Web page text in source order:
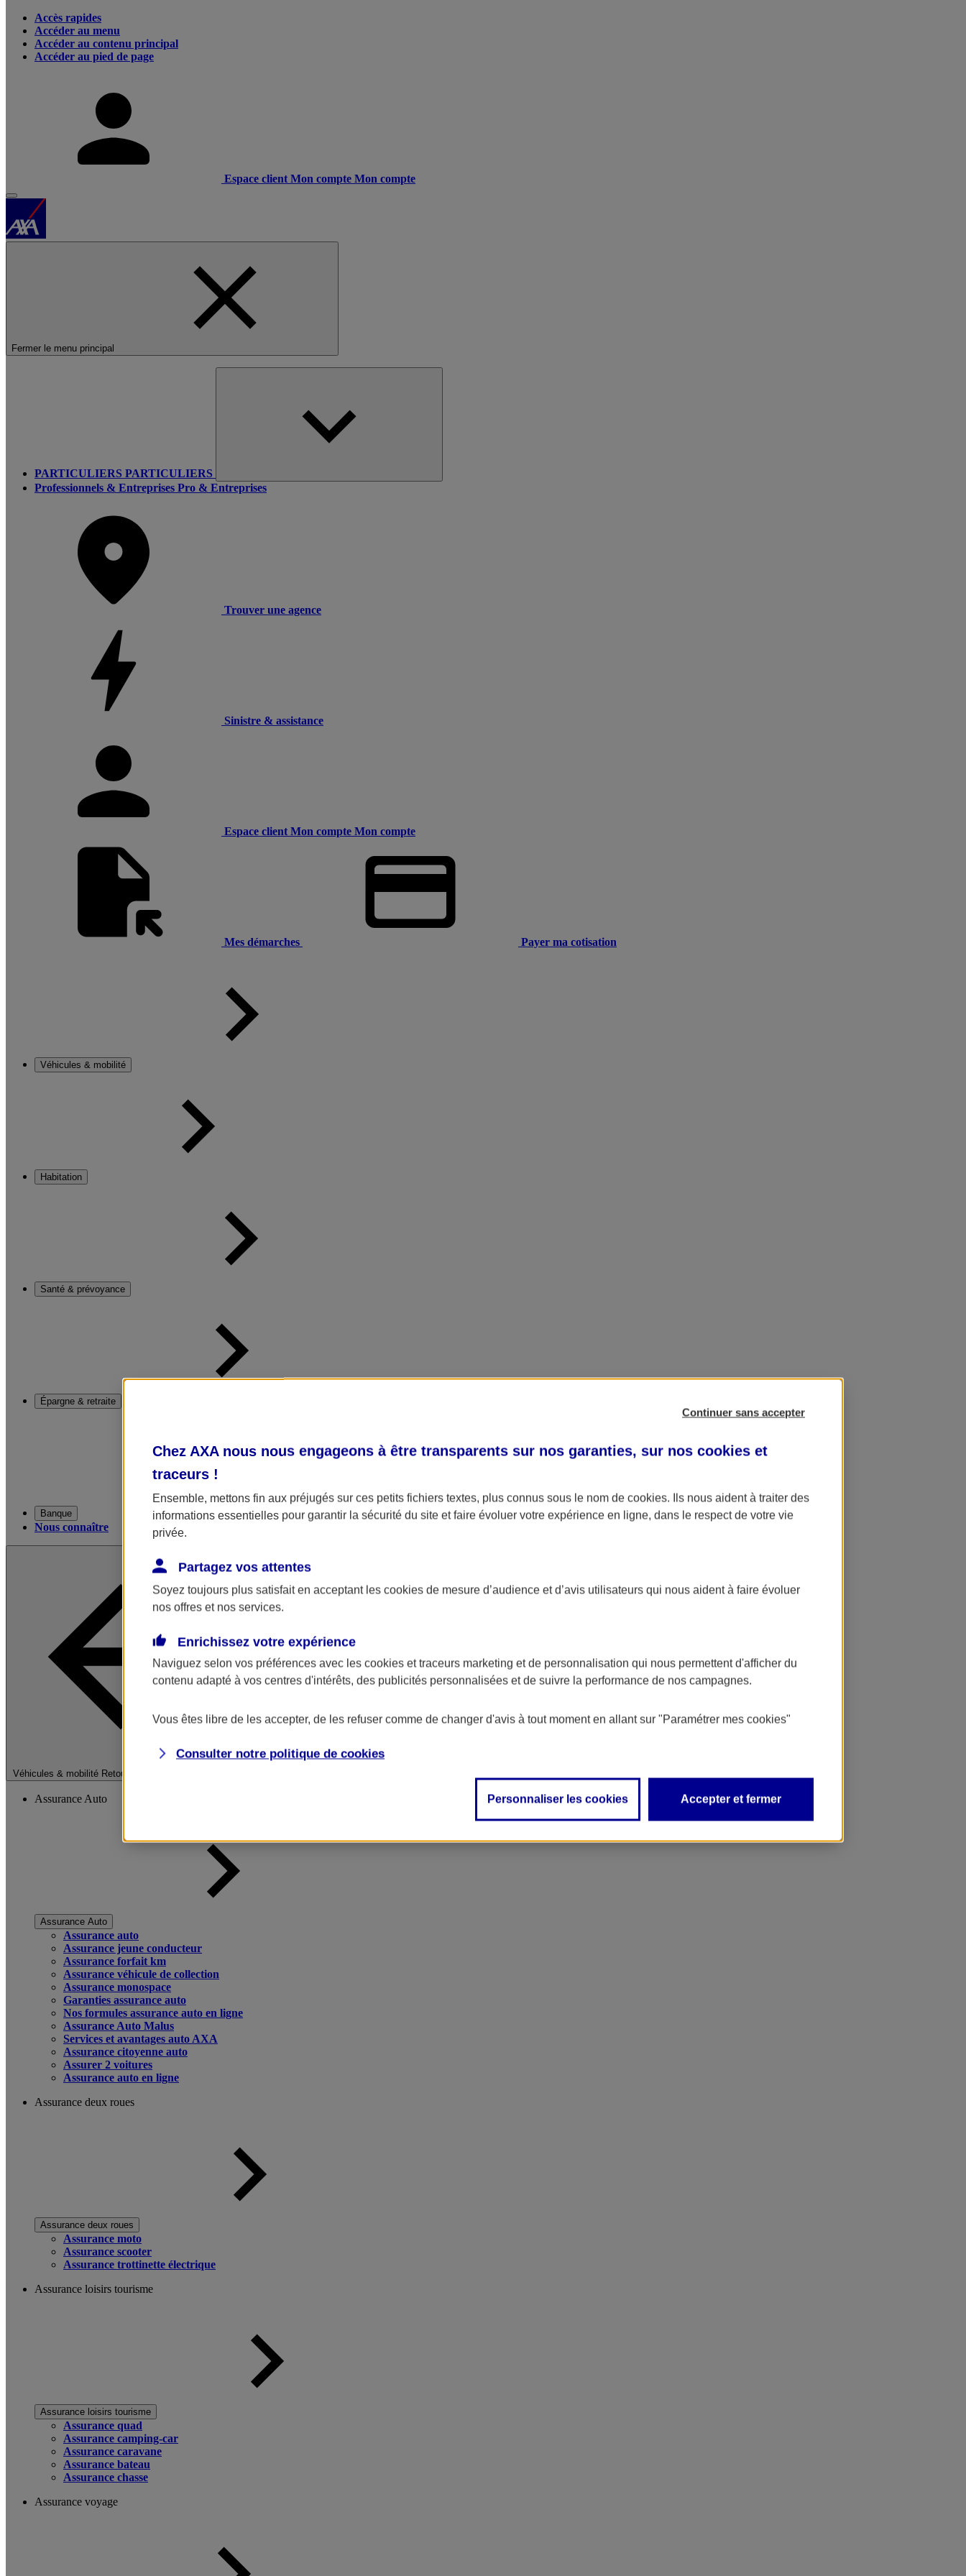
Accès rapides
Accéder au menu
Accéder au contenu principal
Accéder au pied de page
Espace client Mon compte Mon compte
Fermer le menu principal
PARTICULIERS PARTICULIERS
Professionnels & Entreprises Pro & Entreprises
Trouver une agence
Sinistre & assistance
Espace client Mon compte Mon compte
Mes démarches Payer ma cotisation
Véhicules & mobilité
Habitation
Santé & prévoyance
Épargne & retraite
Banque
Nous connaître
Véhicules & mobilité Retour à la section précédente
Fermer le menu principal
Assurance Auto
Assurance Auto
Assurance auto
Assurance jeune conducteur
Assurance forfait km
Assurance véhicule de collection
Assurance monospace
Garanties assurance auto
Nos formules assurance auto en ligne
Assurance Auto Malus
Services et avantages auto AXA
Assurance citoyenne auto
Assurer 2 voitures
Assurance auto en ligne
Assurance deux roues
Assurance deux roues
Assurance moto
Assurance scooter
Assurance trottinette électrique
Assurance loisirs tourisme
Assurance loisirs tourisme
Assurance quad
Assurance camping-car
Assurance caravane
Assurance bateau
Assurance chasse
Assurance voyage
Continuer sans accepter
Chez AXA nous nous engageons à être transparents sur nos garanties, sur nos cookies et
traceurs !
Ensemble, mettons fin aux préjugés sur ces petits fichiers textes, plus connus sous le nom de cookies. Ils nous aident à traiter des
informations essentielles pour garantir la sécurité du site et faire évoluer votre expérience en ligne, dans le respect de votre vie
privée.
Partagez vos attentes
Soyez toujours plus satisfait en acceptant les cookies de mesure d’audience et d’avis utilisateurs qui nous aident à faire évoluer
nos offres et nos services.
Enrichissez votre expérience
Naviguez selon vos préférences avec les cookies et traceurs marketing et de personnalisation qui nous permettent d'afficher du
contenu adapté à vos centres d'intérêts, des publicités personnalisées et de suivre la performance de nos campagnes.
Vous êtes libre de les accepter, de les refuser comme de changer d'avis à tout moment en allant sur "Paramétrer mes cookies"
Consulter notre politique de cookies
Personnaliser les cookies Accepter et fermer